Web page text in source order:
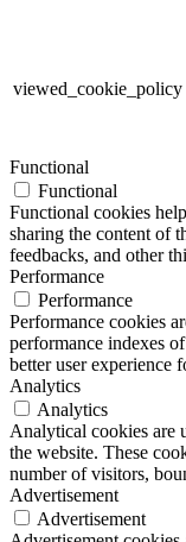
viewed_cookie_policy
Functional
Functional
Functional cookies
sharing the content of
feedbacks, and other
Performance
Performance
Performance cookies
performance indexes
better user experience
Analytics
Analytics
Analytical cookies are
the website. These
number of visitors,
Advertisement
Advertisement